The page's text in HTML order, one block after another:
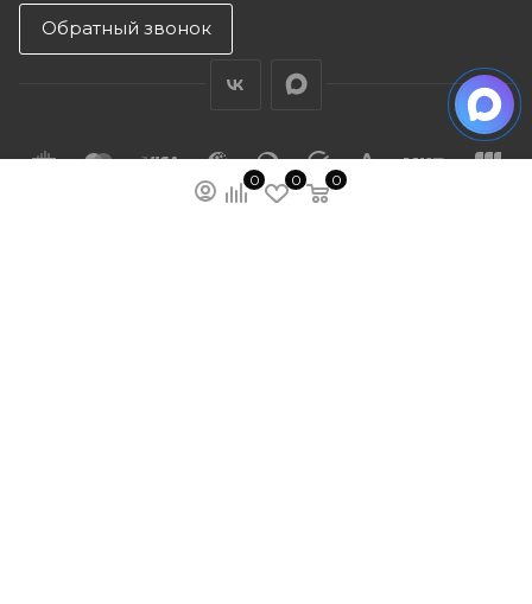
0 0 0
Обратный звонок